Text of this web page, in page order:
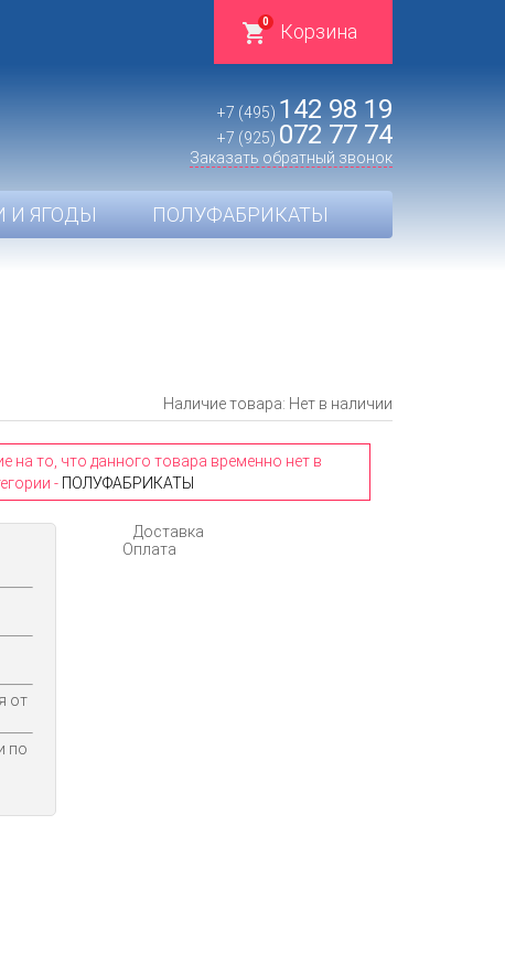
Корзина
0
+7 (495) 142 98 19
+7 (925) 072 77 74
Заказать обратный звонок
И ЯГОДЫ ПОЛУФАБРИКАТЫ
Наличие товара: Нет в наличии
то, что данного товара временно нет в
- ПОЛУФАБРИКАТЫ
от
по
Доставка
Оплата